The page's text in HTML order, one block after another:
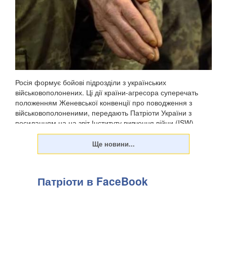
Росія формує бойові підрозділи з українських
військовополонених. Ці дії країни-агресора суперечать
положенням Женевської конвенції про поводження з
військовополоненими, передають Патріоти України з
посиланням на на звіт Інституту вивчення війни (ISW). ...
Патріоти в FaceBook